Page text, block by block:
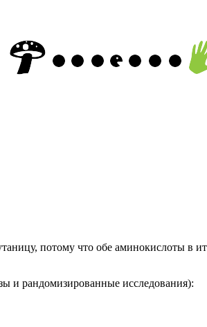
потому что обе аминокислоты в
и рандомизированные исследования):